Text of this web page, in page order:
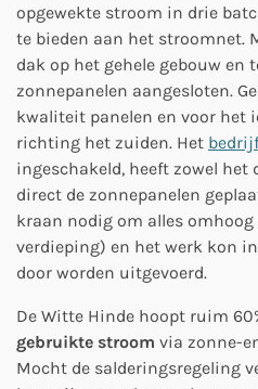
opgewekte stroom in drie
te bieden aan het stroomnet.
dak op het gehele gebouw en
zonnepanelen aangesloten.
kwaliteit panelen en voor het
richting het zuiden. Het bedrijf
ingeschakeld, heeft zowel het
direct de zonnepanelen
kraan nodig om alles
verdieping) en het werk kon
door worden uitgevoerd.
De Witte Hinde hoopt ruim
gebruikte stroom via zonne-
Mocht de salderingsregeling